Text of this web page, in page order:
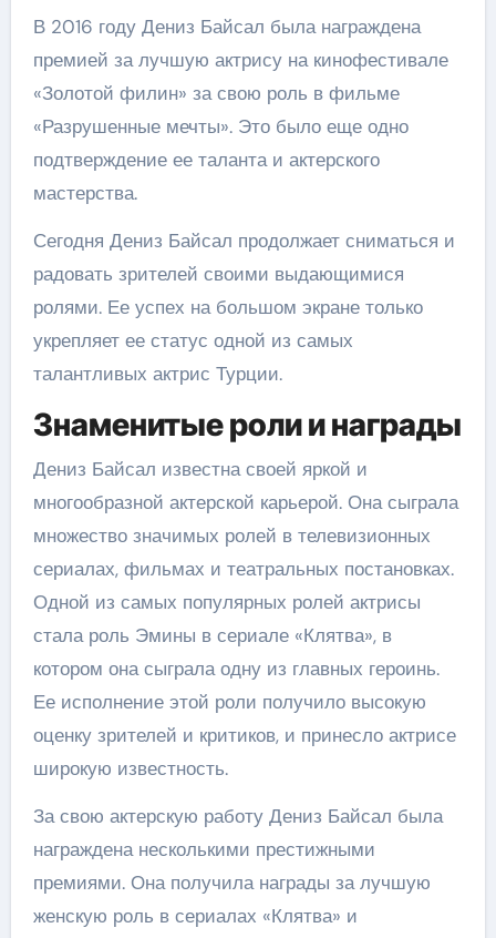
В 2016 году Дениз Байсал была награждена
премией за лучшую актрису на кинофестивале
«Золотой филин» за свою роль в фильме
«Разрушенные мечты». Это было еще одно
подтверждение ее таланта и актерского
мастерства.
Сегодня Дениз Байсал продолжает сниматься и
радовать зрителей своими выдающимися
ролями. Ее успех на большом экране только
укрепляет ее статус одной из самых
талантливых актрис Турции.
Знаменитые роли и награды
Дениз Байсал известна своей яркой и
многообразной актерской карьерой. Она сыграла
множество значимых ролей в телевизионных
сериалах, фильмах и театральных постановках.
Одной из самых популярных ролей актрисы
стала роль Эмины в сериале «Клятва», в
котором она сыграла одну из главных героинь.
Ее исполнение этой роли получило высокую
оценку зрителей и критиков, и принесло актрисе
широкую известность.
За свою актерскую работу Дениз Байсал была
награждена несколькими престижными
премиями. Она получила награды за лучшую
женскую роль в сериалах «Клятва» и